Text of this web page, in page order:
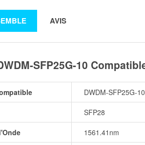
AVIS
SFP25G-10
DWDM-SFP25G-10
SFP28
1561.41nm